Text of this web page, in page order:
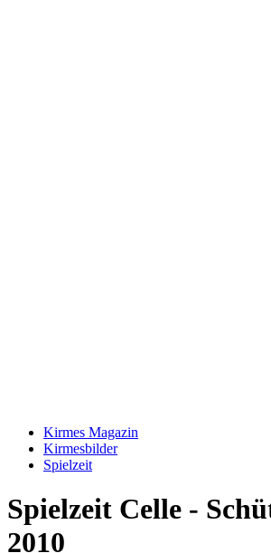
Kirmes Magazin
Kirmesbilder
Spielzeit
Spielzeit Celle -
2010